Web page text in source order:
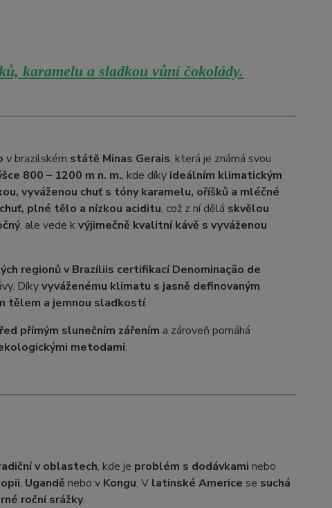
karamelu a sladkou vůní čokolády.
v brazilském státě Minas Gerais, která je známá svou
800 – 1200 m n. m., kde díky ideálním klimatickým
vyváženou chuť s tóny karamelu, oříšků a mléčné
plné tělo a nízkou aciditu, což z ní dělá skvělou
, ale vede k výjimečně kvalitní kávě s vyváženou
regionů v Brazíliis certifikací Denominação de
Díkyvyváženému klimatu s jasně definovaným
tělem a jemnou sladkostí.
přímým slunečním zářením a zároveň pomáhá
metodami.
v oblastech, kde je problém s dodávkami nebo
, Ugandě nebo v Kongu. V latinské Americe se suchá
roční srážky.